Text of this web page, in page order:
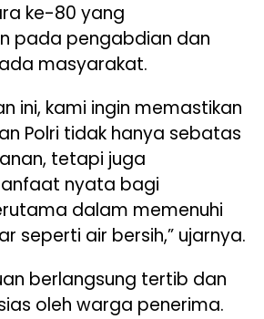
ke-80 yang
pada pengabdian dan
masyarakat.
ini, kami ingin memastikan
Polri tidak hanya sebatas
tetapi juga
nyata bagi
dalam memenuhi
seperti air bersih,” ujarnya.
berlangsung tertib dan
oleh warga penerima.